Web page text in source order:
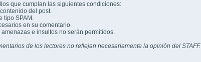
que cumplan las siguientes condiciones:
del post.
tipo SPAM.
en su comentario.
e insultos no serán permitidos.
de los lectores no reflejan necesariamente la opinión del STAFF.